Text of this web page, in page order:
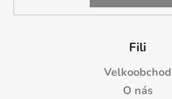
Fili
Velkoobchod
O nás